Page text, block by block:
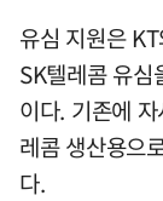
유심 지원은
SK텔레콤 유심
이다. 기존에
레콤 생산용으
다.